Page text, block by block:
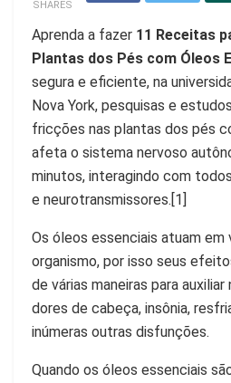
SHARES
Aprenda a fazer 11 Receitas
Plantas dos Pés com Óleos
segura e eficiente, na
Nova York, pesquisas e
fricções nas plantas dos pés
afeta o sistema nervoso
minutos, interagindo com
e neurotransmissores.[1]
Os óleos essenciais atuam em
organismo, por isso seus
de várias maneiras para
dores de cabeça, insônia,
inúmeras outras disfunções.
Quando os óleos essenciais